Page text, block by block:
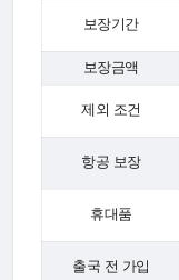
보장기간
보장금액
제외 조건
항공 보장
휴대품
출국 전 가입